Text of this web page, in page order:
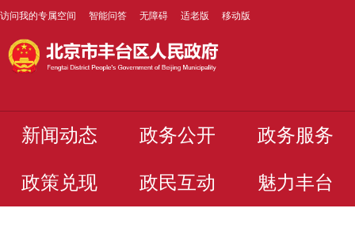
访问我的专属空间 智能问答 无障碍 适老版 移动版
新闻动态 政务公开 政务服务
政策兑现 政民互动 魅力丰台